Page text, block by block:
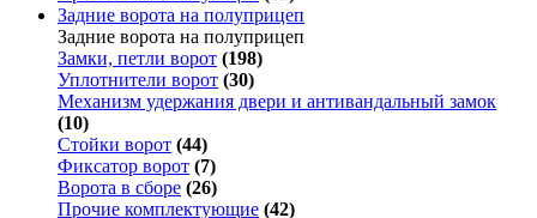
Задние ворота на полуприцеп
Задние ворота на полуприцеп
Замки, петли ворот (198)
Уплотнители ворот (30)
Механизм удержания двери и антивандальный замок
(10)
Стойки ворот (44)
Фиксатор ворот (7)
Ворота в сборе (26)
Прочие комплектующие (42)